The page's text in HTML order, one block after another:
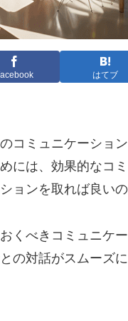
はてブ
コミュニケーショ
には、効果的なコ
ョンを取れば良い
くべきコミュニケ
の対話がスムーズ